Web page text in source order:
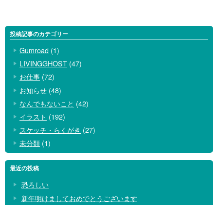
投稿記事のカテゴリー
Gumroad (1)
LIVINGGHOST (47)
お仕事 (72)
お知らせ (48)
なんでもないこと (42)
イラスト (192)
スケッチ・らくがき (27)
未分類 (1)
最近の投稿
恐ろしい
新年明けましておめでとうございます